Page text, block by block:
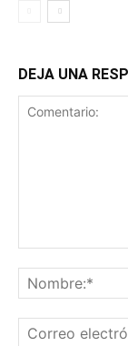
DEJA UNA